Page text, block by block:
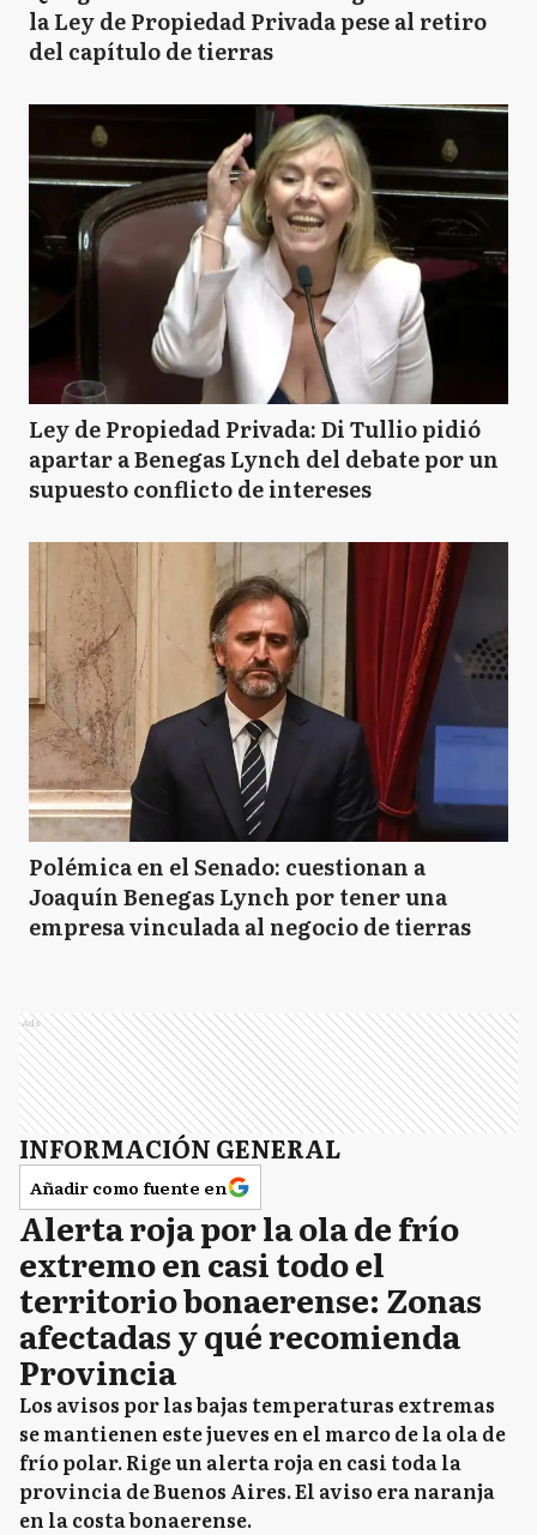
la Ley de Propiedad Privada pese al retiro
del capítulo de tierras
Ley de Propiedad Privada: Di Tullio pidió
apartar a Benegas Lynch del debate por un
supuesto conflicto de intereses
Polémica en el Senado: cuestionan a
Joaquín Benegas Lynch por tener una
empresa vinculada al negocio de tierras
Ads
INFORMACIÓN GENERAL
Añadir como fuente en
Alerta roja por la ola de frío
extremo en casi todo el
territorio bonaerense: Zonas
afectadas y qué recomienda
Provincia
Los avisos por las bajas temperaturas extremas
se mantienen este jueves en el marco de la ola de
frío polar. Rige un alerta roja en casi toda la
provincia de Buenos Aires. El aviso era naranja
en la costa bonaerense.